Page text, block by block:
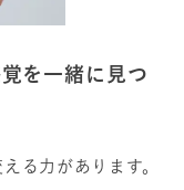
を一緒に見つ
る力があります。